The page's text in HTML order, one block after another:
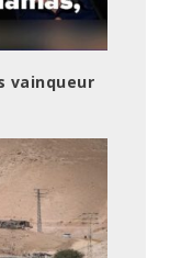
vainqueur